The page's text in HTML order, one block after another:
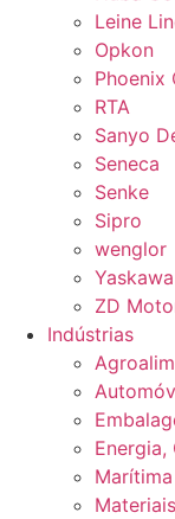
Leine
Opkon
Phoenix
RTA
Sanyo
Seneca
Senke
Sipro
wenglor
Yaskawa
ZD
Indústrias
Marítima